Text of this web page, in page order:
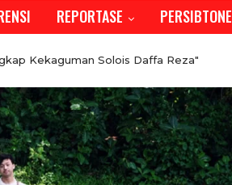
REPORTASE PERSIBTONE
Kekaguman Solois Daffa Reza"
REPORTASE